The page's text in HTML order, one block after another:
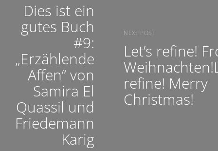
Dies ist ein
gutes Buch
#9:
„Erzählende
Affen“ von
Samira El
Quassil und
Friedemann
Karig
NEXT POST
Let’s refine!
refine! Merry
Christmas!